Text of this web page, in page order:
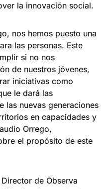
la innovación social.
nos hemos puesto una
las personas. Este
si no nos
de nuestros jóvenes,
iniciativas como
le dará las
las nuevas generaciones
en capacidades y
Orrego,
el propósito de este
de Observa